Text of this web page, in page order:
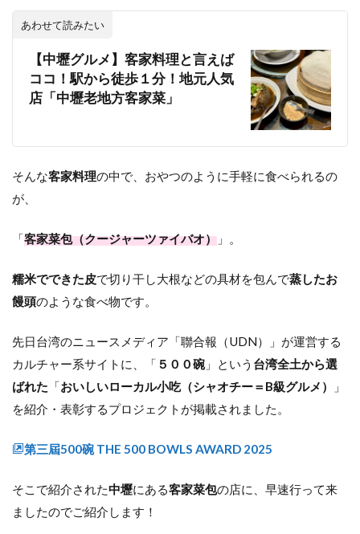
あわせて読みたい
【中壢グルメ】客家料理と言えば
ココ！駅から徒歩１分！地元人気
店「中壢老地方客家菜」
そんな客家料理の中で、おやつのように手軽に食べられるの
が、
「客家菜包（クージャーツァイバオ） 」。
糯米でできた皮で切り干し大根などの具材を包んで蒸したお
饅頭のような食べ物です。
先日台湾のニュースメディア「聯合報（UDN）」が運営する
カルチャー系サイトに、「 ５００碗 」という 台湾全土から選
ばれた 「おいしいローカル小吃（シャオチー＝B級グルメ）
」
を紹介・表彰するプロジェクトが掲載されました。
第三屆500碗 THE 500 BOWLS AWARD 2025
そこで紹介された中壢にある客家菜包の店に、早速行って来
ましたのでご紹介します！